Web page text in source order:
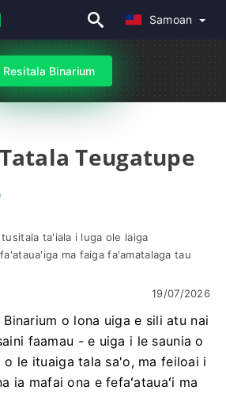
Samoan
Resitala Binarium
Teugatupe
ta'iala i luga ole laiga
ma faiga fa'amatalaga tau
19/07/2026
o lona uiga e sili atu nai
faamau - e uiga i le saunia o
le ituaiga tala sa'o, ma feiloai i
ia mafai ona e fefaʻatauaʻi ma